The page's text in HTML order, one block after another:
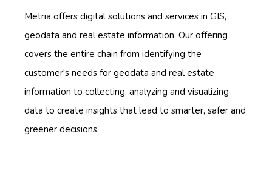
Metria offers digital solutions and services in GIS,
geodata and real estate information. Our offering
covers the entire chain from identifying the
customer's needs for geodata and real estate
information to collecting, analyzing and visualizing
data to create insights that lead to smarter, safer and
greener decisions.